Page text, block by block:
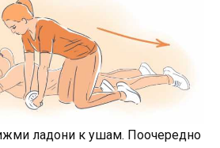
ладони к ушам. Поочередно